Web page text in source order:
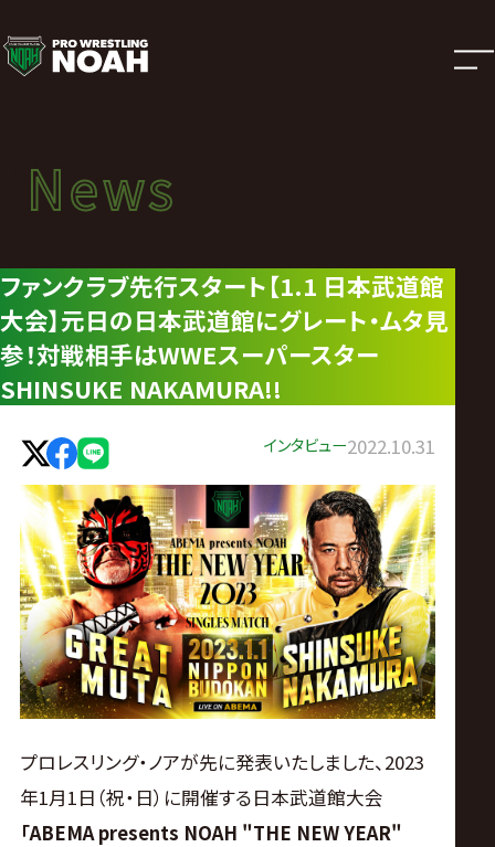
ニ
ュ
ー
ス
|
プ
ロ
レ
ス
リ
ン
グ・
ノ
ア
News
ニュース
News
ファンクラブ先行スタート【1.1 日本武道館
大会】元日の日本武道館にグレート・ムタ見
参！対戦相手はWWEスーパースター
SHINSUKE NAKAMURA!!
インタビュー2022.10.31
プロレスリング・ノアが先に発表いたしました、2023
年1月1日（祝・日）に開催する日本武道館大会
「ABEMA presents NOAH "THE NEW YEAR"